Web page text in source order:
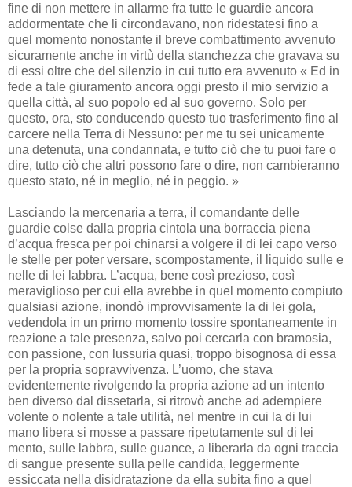
fine di non mettere in allarme fra tutte le guardie ancora
addormentate che li circondavano, non ridestatesi fino a
quel momento nonostante il breve combattimento avvenuto
sicuramente anche in virtù della stanchezza che gravava su
di essi oltre che del silenzio in cui tutto era avvenuto « Ed in
fede a tale giuramento ancora oggi presto il mio servizio a
quella città, al suo popolo ed al suo governo. Solo per
questo, ora, sto conducendo questo tuo trasferimento fino al
carcere nella Terra di Nessuno: per me tu sei unicamente
una detenuta, una condannata, e tutto ciò che tu puoi fare o
dire, tutto ciò che altri possono fare o dire, non cambieranno
questo stato, né in meglio, né in peggio. »
Lasciando la mercenaria a terra, il comandante delle
guardie colse dalla propria cintola una borraccia piena
d’acqua fresca per poi chinarsi a volgere il di lei capo verso
le stelle per poter versare, scompostamente, il liquido sulle e
nelle di lei labbra. L’acqua, bene così prezioso, così
meraviglioso per cui ella avrebbe in quel momento compiuto
qualsiasi azione, inondò improvvisamente la di lei gola,
vedendola in un primo momento tossire spontaneamente in
reazione a tale presenza, salvo poi cercarla con bramosia,
con passione, con lussuria quasi, troppo bisognosa di essa
per la propria sopravvivenza. L’uomo, che stava
evidentemente rivolgendo la propria azione ad un intento
ben diverso dal dissetarla, si ritrovò anche ad adempiere
volente o nolente a tale utilità, nel mentre in cui la di lui
mano libera si mosse a passare ripetutamente sul di lei
mento, sulle labbra, sulle guance, a liberarla da ogni traccia
di sangue presente sulla pelle candida, leggermente
essiccata nella disidratazione da ella subita fino a quel